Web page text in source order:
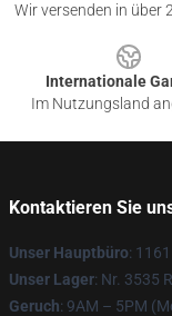
Wir versenden in über
Internationale
Im Nutzungsland
Kontaktieren Sie
Unser Hauptbüro:
Unser Lager: Nr. 3535
Geruch: 9AM – 5PM